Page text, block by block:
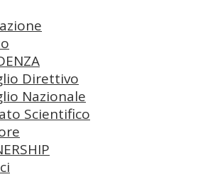
Direttivo
Nazionale
Scientifico